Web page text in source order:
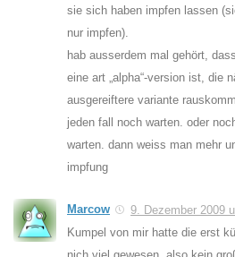
sie sich haben impfen lassen
nur impfen).
hab ausserdem mal gehört,
eine art „alpha“-version ist, die
ausgereiftere variante
jeden fall noch warten. oder
warten. dann weiss man mehr
impfung
Marcow
9. Dezember 2009
Kumpel von mir hatte die erst